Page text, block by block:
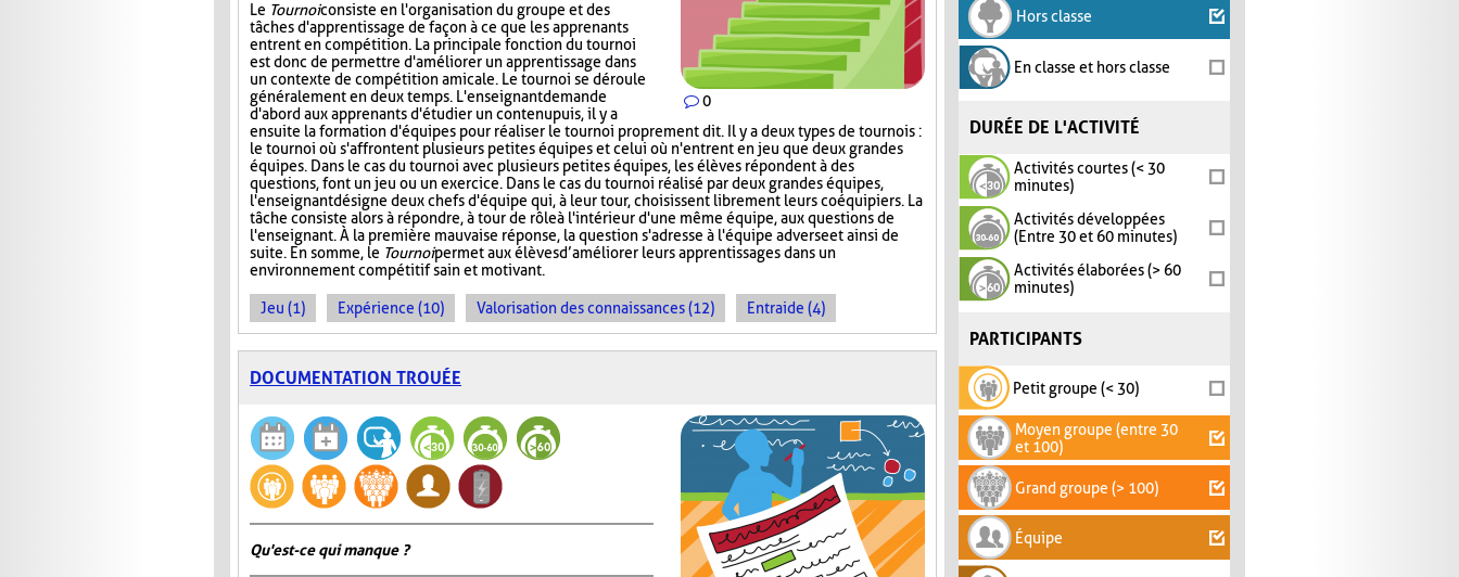
Hors classe
En classe et hors classe
DURÉE DE L'ACTIVITÉ
Activités courtes (< 30
minutes)
Activités développées
(Entre 30 et 60 minutes)
Activités élaborées (> 60
minutes)
PARTICIPANTS
Petit groupe (< 30)
Moyen groupe (entre 30
et 100)
Grand groupe (> 100)
Équipe
0
Le Tournoiconsiste en l'organisation du groupe et des
tâches d'apprentissage de façon à ce que les apprenants
entrent en compétition. La principale fonction du tournoi
est donc de permettre d'améliorer un apprentissage dans
un contexte de compétition amicale. Le tournoi se déroule
généralement en deux temps. L'enseignant demande
d'abord aux apprenants d'étudier un contenu puis, il y a
ensuite la formation d'équipes pour réaliser le tournoi proprement dit. Il y a deux types de tournois :
le tournoi où s'affrontent plusieurs petites équipes et celui où n'entrent en jeu que deux grandes
équipes. Dans le cas du tournoi avec plusieurs petites équipes, les élèves répondent à des
questions, font un jeu ou un exercice. Dans le cas du tournoi réalisé par deux grandes équipes,
l'enseignant désigne deux chefs d'équipe qui, à leur tour, choisissent librement leurs coéquipiers. La
tâche consiste alors à répondre, à tour de rôle à l'intérieur d'une même équipe, aux questions de
l'enseignant. À la première mauvaise réponse, la question s'adresse à l'équipe adverse et ainsi de
suite. En somme, le Tournoipermet aux élèves d’améliorer leurs apprentissages dans un
environnement compétitif sain et motivant.
Jeu (1) Expérience (10) Valorisation des connaissances (12) Entraide (4)
DOCUMENTATION TROUÉE
Qu'est-ce qui manque ?